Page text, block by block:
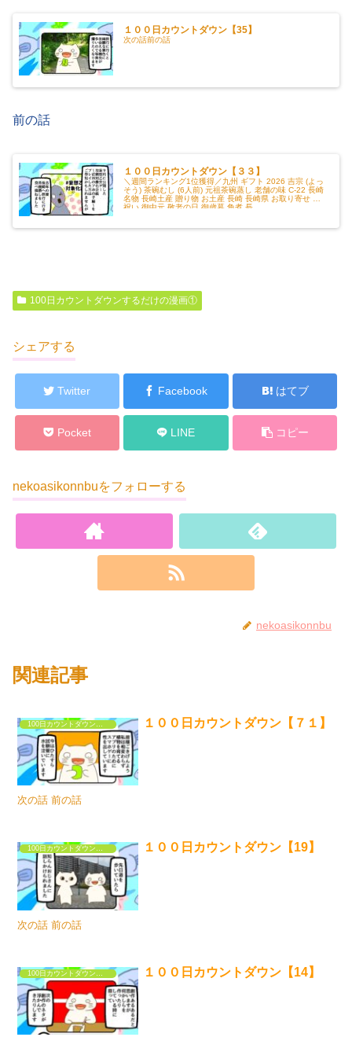
１００日カウントダウン【35】
次の話前の話
前の話
１００日カウントダウン【３３】
＼週間ランキング1位獲得／九州 ギフト 2026 吉宗 (よっ
そう) 茶碗むし (6人前) 元祖茶碗蒸し 老舗の味 C-22 長崎
名物 長崎土産 贈り物 お土産 長崎 長崎県 お取り寄せ お
祝い 御中元 敬老の日 御歳暮 角煮 長...
100日カウントダウンするだけの漫画①
シェアする
Twitter Facebook はてブ
Pocket LINE コピー
nekoasikonnbuをフォローする
nekoasikonnbu
関連記事
１００日カウントダウン【７１】
次の話 前の話
100日カウントダウンするだけの漫画① １００日カウントダウン【19】
次の話 前の話
１００日カウントダウン【14】